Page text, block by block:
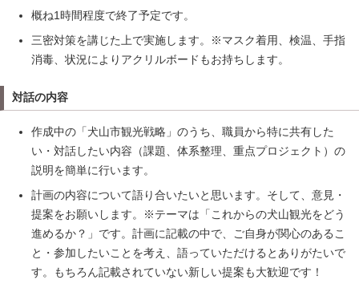
概ね1時間程度で終了予定です。
三密対策を講じた上で実施します。※マスク着用、検温、手指
消毒、状況によりアクリルボードもお持ちします。
対話の内容
作成中の「犬山市観光戦略」のうち、職員から特に共有した
い・対話したい内容（課題、体系整理、重点プロジェクト）の
説明を簡単に行います。
計画の内容について語り合いたいと思います。そして、意見・
提案をお願いします。※テーマは「これからの犬山観光をどう
進めるか？」です。計画に記載の中で、ご自身が関心のあるこ
と・参加したいことを考え、語っていただけるとありがたいで
す。もちろん記載されていない新しい提案も大歓迎です！